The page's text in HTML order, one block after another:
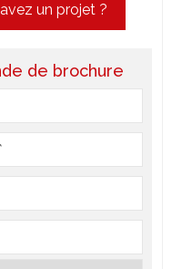
un projet ?
de brochure